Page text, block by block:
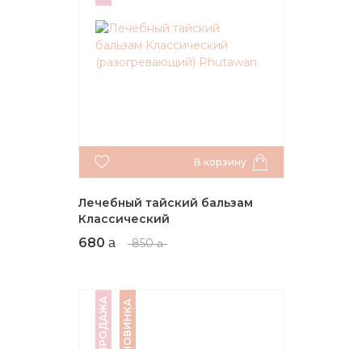
В корзину
Лечебный тайский бальзам
Классический
(разогревающий) Phutawan
680 850
НОВИНКА